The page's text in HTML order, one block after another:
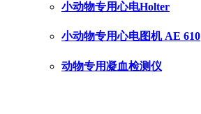
小动物专用心电Holter
小动物专用心电图机 AE 610
动物专用凝血检测仪